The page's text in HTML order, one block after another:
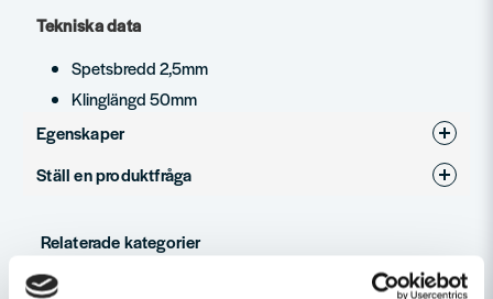
Tekniska data
Spetsbredd 2,5mm
Klinglängd 50mm
Egenskaper
Produkttyp
Ställ en produktfråga
Fråga oss något om denna produkten...
Relaterade kategorier